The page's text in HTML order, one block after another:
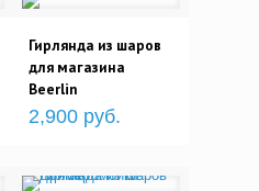
Гирлянда из шаров
для магазина
Beerlin
2,900 руб.